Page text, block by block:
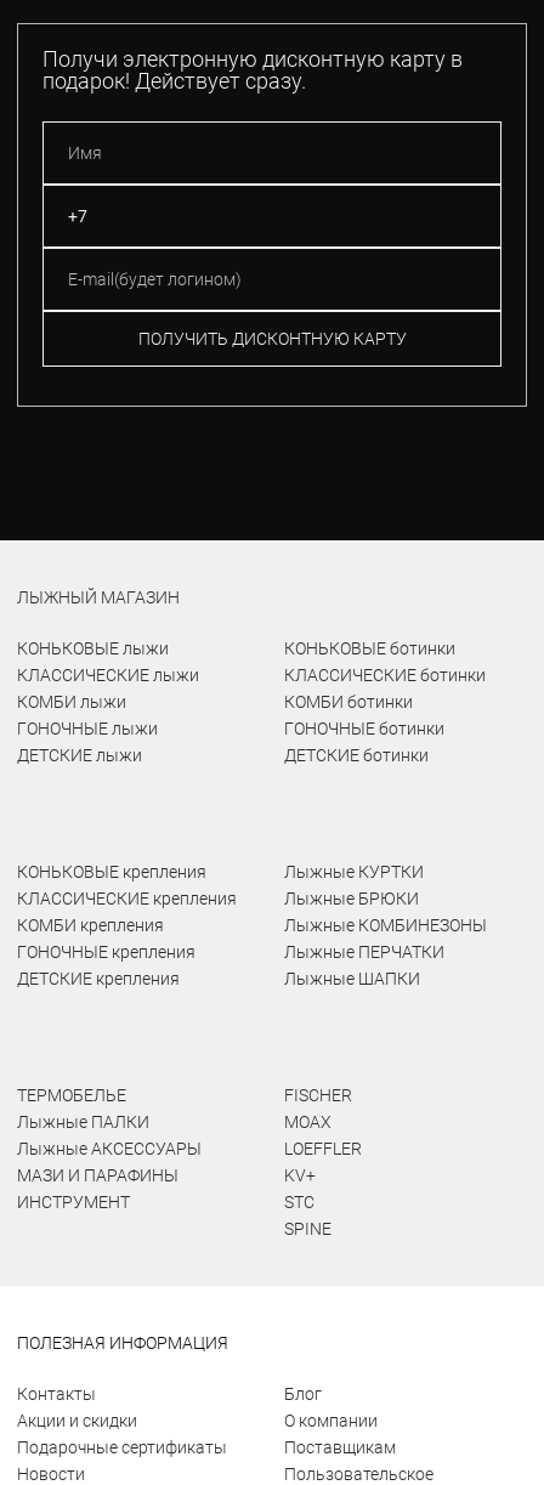
Получи электронную дисконтную карту в
подарок! Действует сразу.
ПОЛУЧИТЬ ДИСКОНТНУЮ КАРТУ
ЛЫЖНЫЙ МАГАЗИН
КОНЬКОВЫЕ лыжи
КЛАССИЧЕСКИЕ лыжи
КОМБИ лыжи
ГОНОЧНЫЕ лыжи
ДЕТСКИЕ лыжи
КОНЬКОВЫЕ ботинки
КЛАССИЧЕСКИЕ ботинки
КОМБИ ботинки
ГОНОЧНЫЕ ботинки
ДЕТСКИЕ ботинки
КОНЬКОВЫЕ крепления
КЛАССИЧЕСКИЕ крепления
КОМБИ крепления
ГОНОЧНЫЕ крепления
ДЕТСКИЕ крепления
Лыжные КУРТКИ
Лыжные БРЮКИ
Лыжные КОМБИНЕЗОНЫ
Лыжные ПЕРЧАТКИ
Лыжные ШАПКИ
ТЕРМОБЕЛЬЕ
Лыжные ПАЛКИ
Лыжные АКСЕССУАРЫ
МАЗИ И ПАРАФИНЫ
ИНСТРУМЕНТ
FISCHER
MOAX
LOEFFLER
KV+
STC
SPINE
ПОЛЕЗНАЯ ИНФОРМАЦИЯ
Контакты
Акции и скидки
Подарочные сертификаты
Новости
Блог
О компании
Поставщикам
Пользовательское